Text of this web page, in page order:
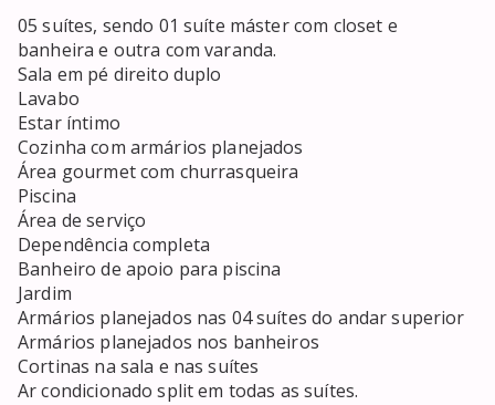
05 suítes, sendo 01 suíte máster com closet e
banheira e outra com varanda.
Sala em pé direito duplo
Lavabo
Estar íntimo
Cozinha com armários planejados
Área gourmet com churrasqueira
Piscina
Área de serviço
Dependência completa
Banheiro de apoio para piscina
Jardim
Armários planejados nas 04 suítes do andar superior
Armários planejados nos banheiros
Cortinas na sala e nas suítes
Ar condicionado split em todas as suítes.